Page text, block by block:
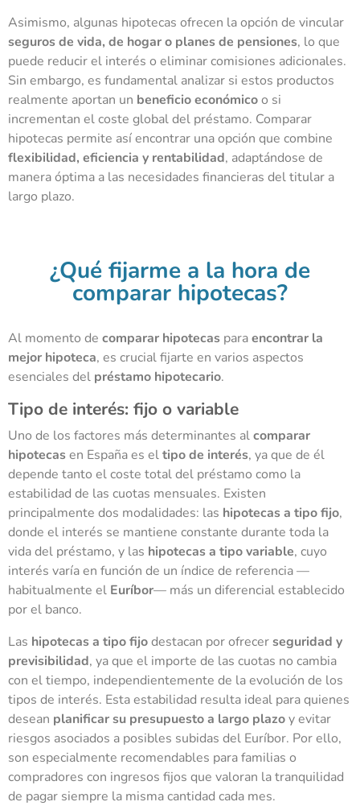
Asimismo, algunas hipotecas ofrecen la opción de vincular
seguros de vida, de hogar o planes de pensiones, lo que
puede reducir el interés o eliminar comisiones adicionales.
Sin embargo, es fundamental analizar si estos productos
realmente aportan un beneficio económicoo si
incrementan el coste global del préstamo. Comparar
hipotecas permite así encontrar una opción que combine
flexibilidad, eficiencia y rentabilidad, adaptándose de
manera óptima a las necesidades financieras del titular a
largo plazo.
¿Qué fijarme a la hora de
comparar hipotecas?
Al momento de comparar hipotecas paraencontrar la
mejor hipoteca, es crucial fijarte en varios aspectos
esenciales del préstamo hipotecario.
Tipo de interés: fijo o variable
Uno de los factores más determinantes alcomparar
hipotecasen España es eltipo de interés, ya que de él
depende tanto el coste total del préstamo como la
estabilidad de las cuotas mensuales. Existen
principalmente dos modalidades: las hipotecas a tipo fijo,
donde el interés se mantiene constante durante toda la
vida del préstamo, y las hipotecas a tipo variable, cuyo
interés varía en función de un índice de referencia —
habitualmente el Euríbor— más un diferencial establecido
por el banco.
Las hipotecas a tipo fijodestacan por ofrecerseguridad y
previsibilidad, ya que el importe de las cuotas no cambia
con el tiempo, independientemente de la evolución de los
tipos de interés. Esta estabilidad resulta ideal para quienes
desean planificar su presupuesto a largo plazoy evitar
riesgos asociados a posibles subidas del Euríbor. Por ello,
son especialmente recomendables para familias o
compradores con ingresos fijos que valoran la tranquilidad
de pagar siempre la misma cantidad cada mes.